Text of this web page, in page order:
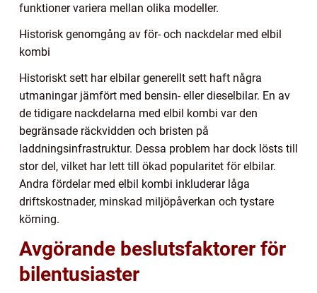
funktioner variera mellan olika modeller.
Historisk genomgång av för- och nackdelar med elbil
kombi
Historiskt sett har elbilar generellt sett haft några
utmaningar jämfört med bensin- eller dieselbilar. En av
de tidigare nackdelarna med elbil kombi var den
begränsade räckvidden och bristen på
laddningsinfrastruktur. Dessa problem har dock lösts till
stor del, vilket har lett till ökad popularitet för elbilar.
Andra fördelar med elbil kombi inkluderar låga
driftskostnader, minskad miljöpåverkan och tystare
körning.
Avgörande beslutsfaktorer för
bilentusiaster